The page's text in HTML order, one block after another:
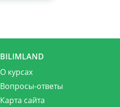
BILIMLAND
О курсах
Вопросы-ответы
Карта сайта